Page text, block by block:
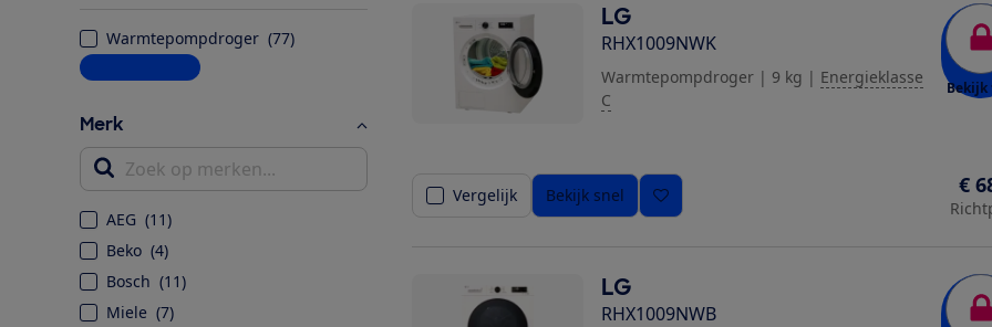
Warmtepompdroger (77)
Meer informatie
Merk
Zoek op merken...
AEG (11)
Beko (4)
Bosch (11)
Miele (7)
LG
RHX1009NWK
Warmtepompdroger | 9 kg | Energieklasse
C
Bekijk
Vergelijk Bekijk snel €
LG
RHX1009NWB